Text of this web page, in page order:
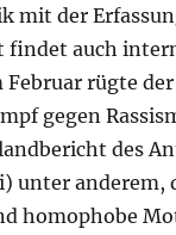
mit der
findet auch
Februar rügte
gegen
des
unter anderem,
homophobe